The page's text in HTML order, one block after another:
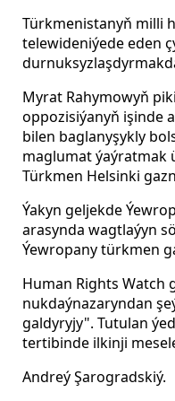
Türkmenistanyň milli
telewideniýede eden
Myrat Rahymowyň
oppozisiýanyň işinde
bilen baglanyşykly
maglumat ýaýratmak
Türkmen Helsinki
Ýakyn geljekde
arasynda wagtlaýyn
Ýewropany türkmen
Human Rights Watch
nukdaýnazaryndan
galdyryjy". Tutulan
tertibinde ilkinji
Andreý Şarogradskiý.